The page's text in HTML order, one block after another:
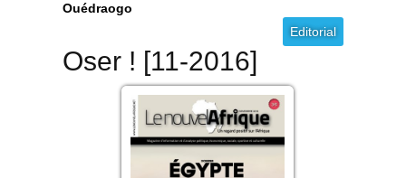
Ouédraogo
Editorial
Oser ! [11-2016]